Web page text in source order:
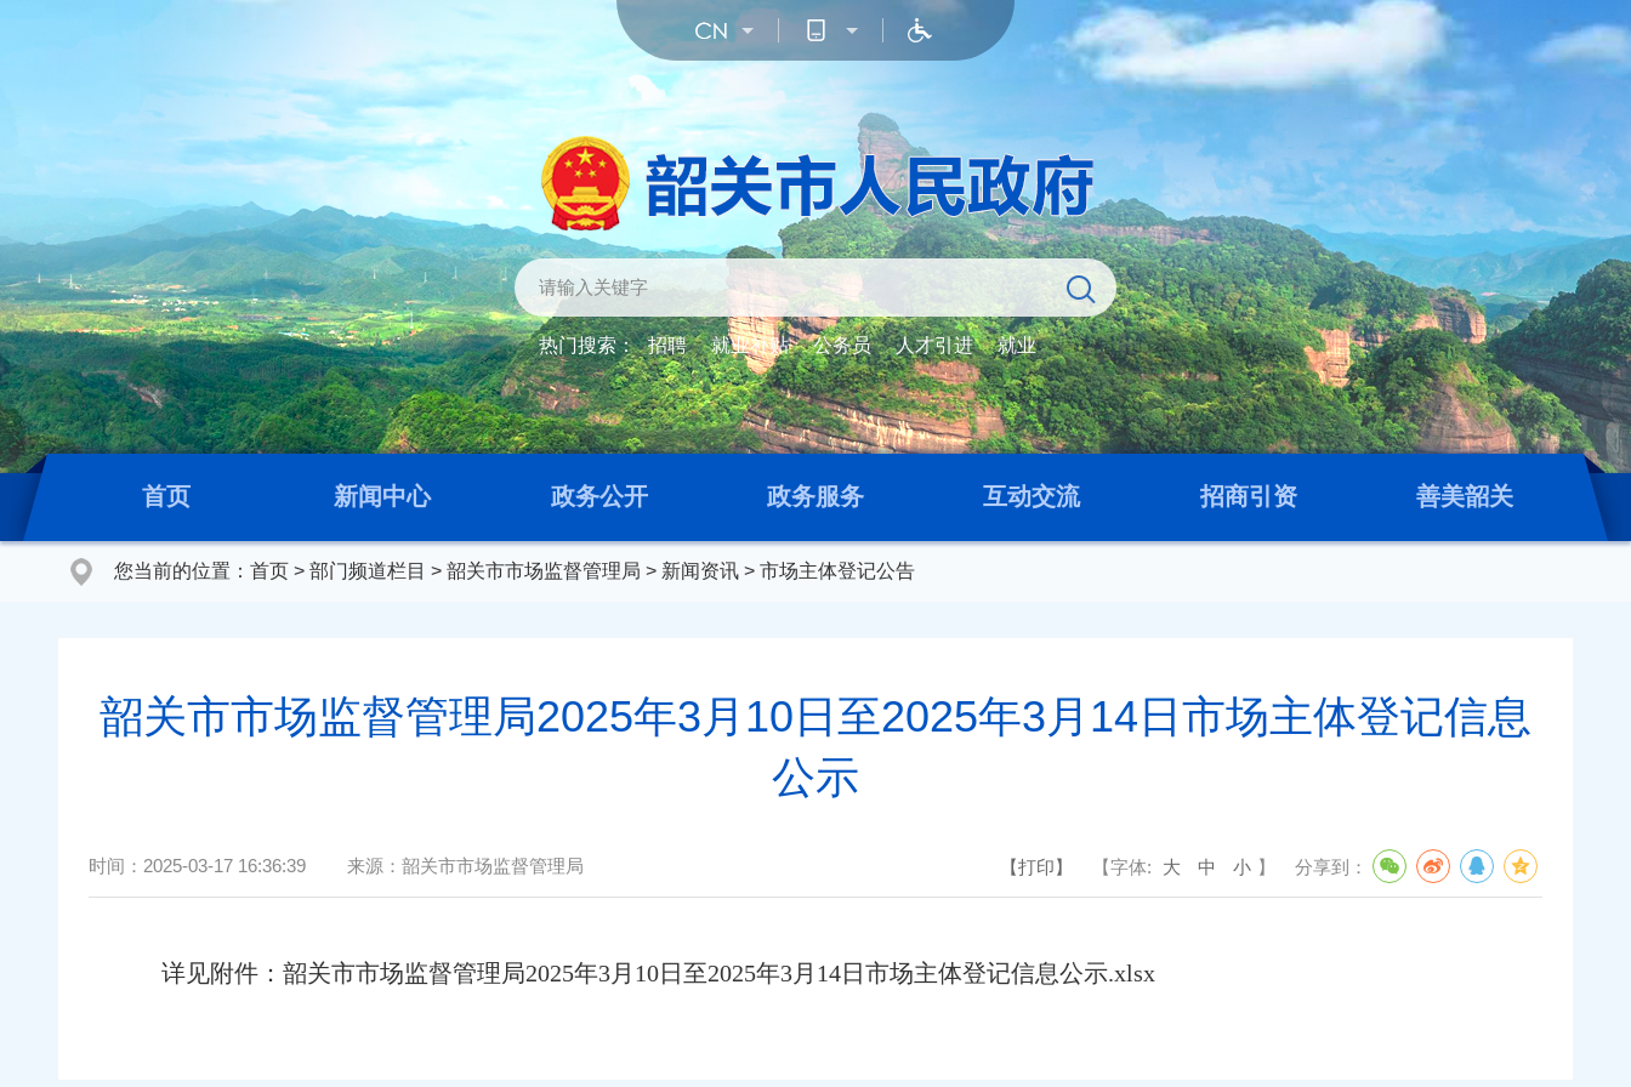
热门搜索： 招聘 就业补贴 公务员 人才引进 就业
首页 新闻中心 政务公开 政务服务 互动交流 招商引资 善美韶关
您当前的位置： 首页 > 部门频道栏目 > 韶关市市场监督管理局 > 新闻资讯 > 市场主体登记公告
韶关市市场监督管理局2025年3月10日至2025年3月14日市场主体登记信息
公示
时间： 2025-03-17 16:36:39 来源： 韶关市市场监督管理局 【打印】 【字体: 大 中 小 】 分享到：
详见附件： 韶关市市场监督管理局2025年3月10日至2025年3月14日市场主体登记信息公示.xlsx